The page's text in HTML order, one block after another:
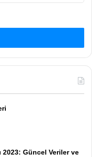
Güncel Veriler ve